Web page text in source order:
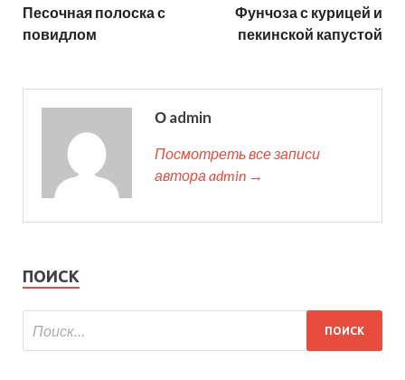
Песочная полоска с
повидлом
Фунчоза с курицей и
пекинской капустой
О admin
Посмотреть все записи
автора admin →
ПОИСК